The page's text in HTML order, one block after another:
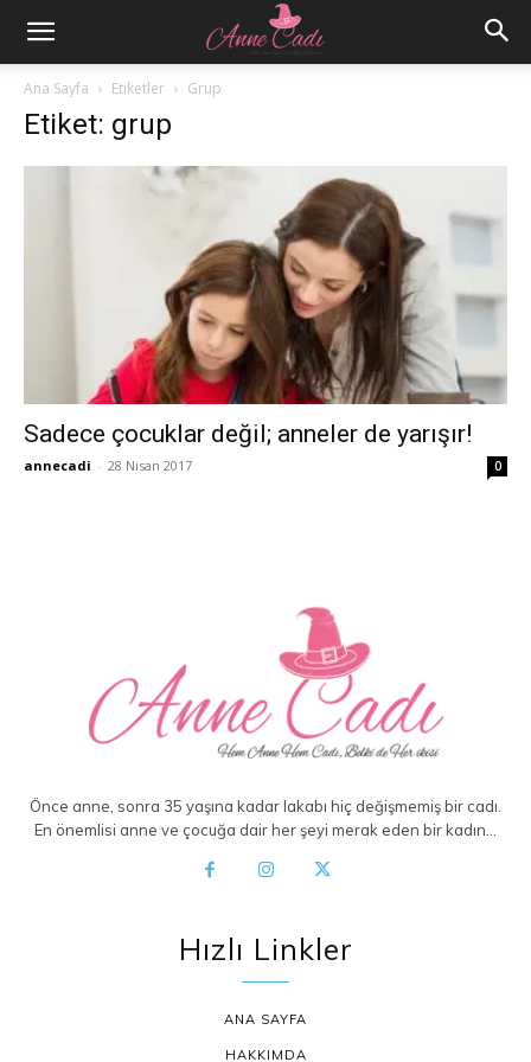
Ana Sayfa Etiketler Grup
Etiket: grup
Sadece çocuklar değil; anneler de yarışır!
annecadi - 28 Nisan 2017 0
Önce anne, sonra 35 yaşına kadar lakabı hiç değişmemiş bir cadı.
En önemlisi anne ve çocuğa dair her şeyi merak eden bir kadın…
Hızlı Linkler
ANA SAYFA
HAKKIMDA